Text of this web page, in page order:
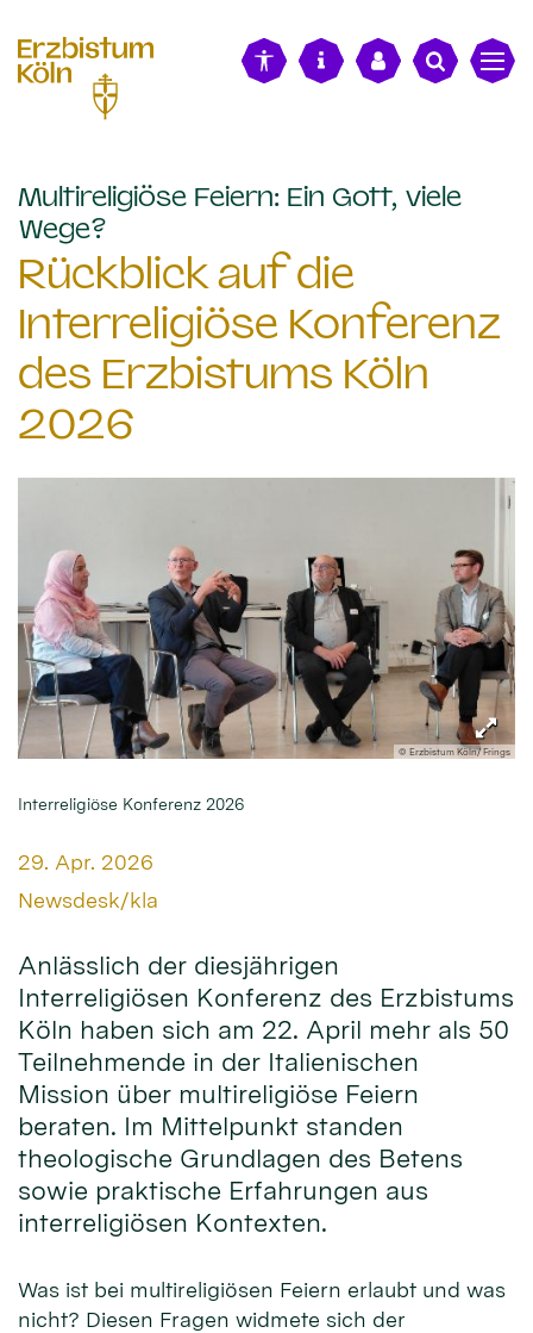
Multireligiöse Feiern: Ein Gott, viele
Wege?
Rückblick auf die
Interreligiöse Konferenz
des Erzbistums Köln
2026
© Erzbistum Köln/ Frings
Interreligiöse Konferenz 2026
Datum:
29. Apr. 2026
Von:
Newsdesk/kla
Anlässlich der diesjährigen
Interreligiösen Konferenz des Erzbistums
Köln haben sich am 22. April mehr als 50
Teilnehmende in der Italienischen
Mission über multireligiöse Feiern
beraten. Im Mittelpunkt standen
theologische Grundlagen des Betens
sowie praktische Erfahrungen aus
interreligiösen Kontexten.
Was ist bei multireligiösen Feiern erlaubt und was
nicht? Diesen Fragen widmete sich der